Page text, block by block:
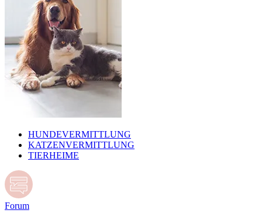
HUNDEVERMITTLUNG
KATZENVERMITTLUNG
TIERHEIME
Forum